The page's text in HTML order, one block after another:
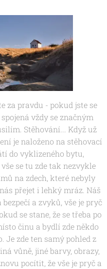
za pravdu - pokud jste se
vždy se značným
Stěhování... Když už
je naloženo na stěhovací
do vyklizeného bytu,
se tu zde tak nezvykle
na zdech, které nebyly
přejet i lehký mráz. Náš
a zvyků, vše je pryč
se stane, že se třeba po
činu a bydlí zde někdo
Je zde ten samý pohled z
vůně, jiné barvy, obrazy,
pocítit, že vše je pryč a